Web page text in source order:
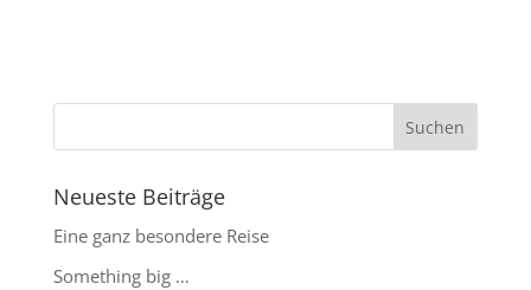
Neueste Beiträge
Eine ganz besondere Reise
Something big …